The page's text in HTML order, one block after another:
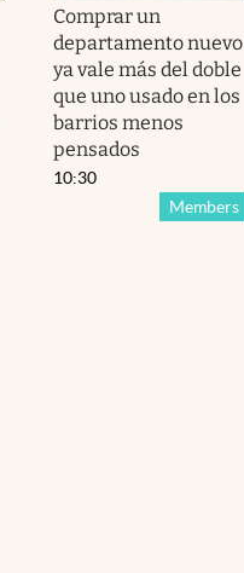
Comprar un
departamento nuevo
ya vale más del doble
que uno usado en los
barrios menos
pensados
Members
10:30